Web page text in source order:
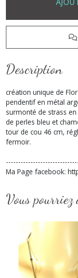
Description
création unique de
pendentif en métal
surmonté de strass
de perles bleu et
tour de cou 46 cm,
fermoir.
Ma Page facebook:
Vous